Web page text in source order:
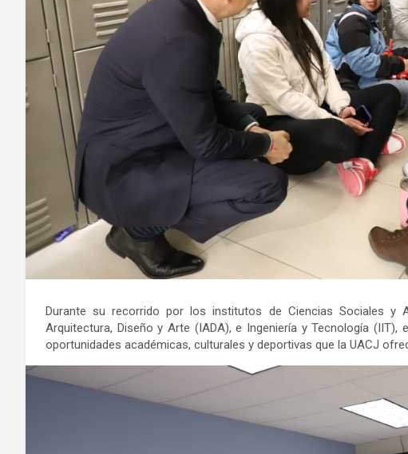
Durante su recorrido por los institutos de Ciencias Sociales y
Arquitectura, Diseño y Arte (IADA), e Ingeniería y Tecnología
oportunidades académicas, culturales y deportivas que la UACJ